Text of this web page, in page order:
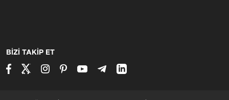
BİZİ TAKİP ET